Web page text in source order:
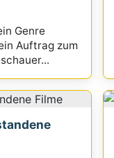
Genre
Auftrag zum